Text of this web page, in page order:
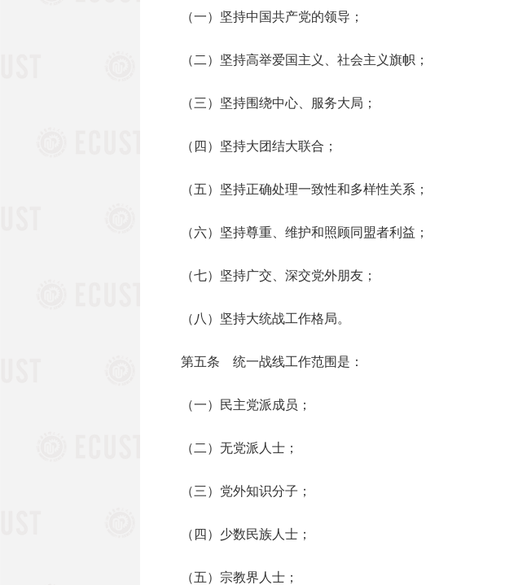
（一）坚持中国共产党的领导；
（二）坚持高举爱国主义、社会主义旗帜；
（三）坚持围绕中心、服务大局；
（四）坚持大团结大联合；
（五）坚持正确处理一致性和多样性关系；
（六）坚持尊重、维护和照顾同盟者利益；
（七）坚持广交、深交党外朋友；
（八）坚持大统战工作格局。
第五条 统一战线工作范围是：
（一）民主党派成员；
（二）无党派人士；
（三）党外知识分子；
（四）少数民族人士；
（五）宗教界人士；